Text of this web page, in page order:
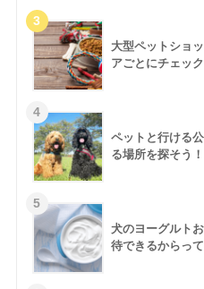
大型ペットショ
アごとにチェッ
ペットと行ける
る場所を探そう！
犬のヨーグルト
待できるからっ